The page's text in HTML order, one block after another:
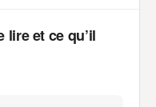
lire et ce qu’il